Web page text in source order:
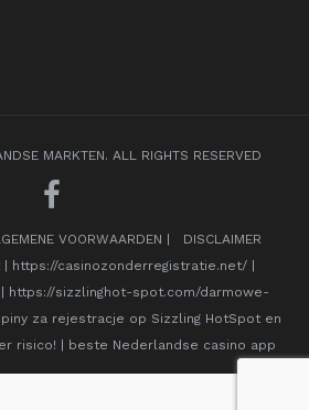
MARKTEN. ALL RIGHTS RESERVED
VOORWAARDEN
DISCLAIMER
| https://casinozonderregistratie.net/|
https://sizzlinghot-spot.com/darmowe-
za rejestracje op Sizzling HotSpot en
risico!
beste Nederlandse casino app